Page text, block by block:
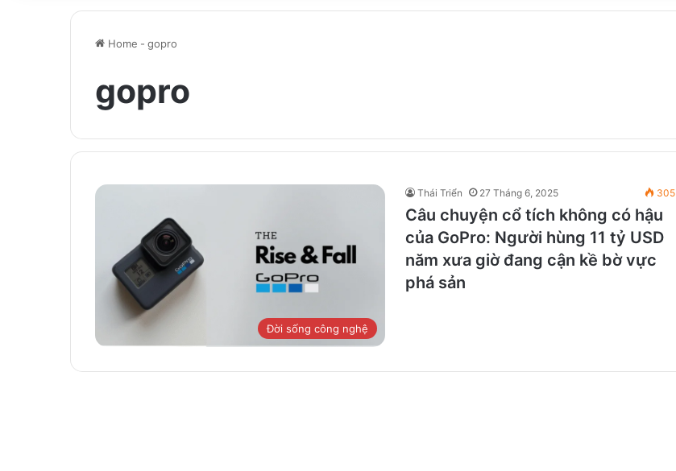
Home - gopro
gopro
Đời sống công nghệ
Thái Triển 27 Tháng 6, 2025 305
Câu chuyện cổ tích không có hậu
của GoPro: Người hùng 11 tỷ USD
năm xưa giờ đang cận kề bờ vực
phá sản